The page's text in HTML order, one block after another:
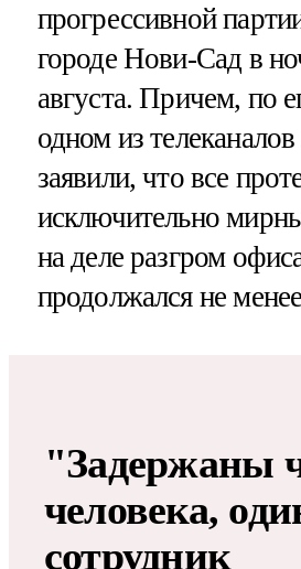
прогрессивной
городе Нови-Сад в
августа. Причем, по
одном из
заявили, что все
исключительно
на деле разгром
продолжался не
"Задержаны
человека,
сотрудник